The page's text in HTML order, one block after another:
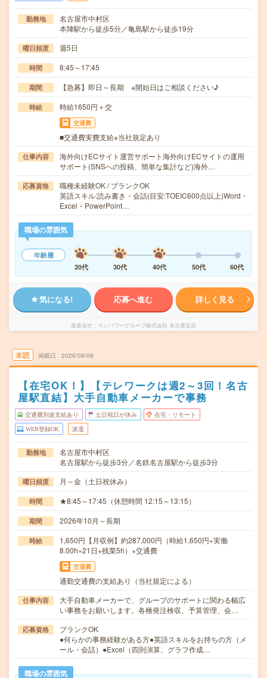
勤務地
名古屋市中村区
本陣駅から徒歩5分／亀島駅から徒歩19分
曜日頻度 週5日
時間 8:45～17:45
期間 【急募】即日～長期 ※開始日はご相談ください♪
時給 時給1650円＋交
交通費
■交通費実費支給※当社規定あり
仕事内容
海外向けECサイト運営サポート海外向けECサイトの運用
サポート(SNSへの投稿、簡単な集計など)海外…
応募資格
職種未経験OK / ブランクOK
英語スキル:読み書き・会話(目安:TOEIC600点以上)Word・
Excel・PowerPoint…
職場の雰囲気
年齢層
20代
30代 40代 50代 60代
気になる! 応募へ進む 詳しく見る
派遣会社 マンパワーグループ株式会社 名古屋支店
未読 掲載日 2026/08/08
【在宅OK！】【テレワークは週2～3回！名古
屋駅直結】大手自動車メーカーで事務
交通費別途支給あり 土日祝日が休み 在宅・リモート
WEB登録OK 派遣
勤務地
名古屋市中村区
名古屋駅から徒歩3分／名鉄名古屋駅から徒歩3分
曜日頻度 月～金（土日祝休み）
時間 ★8:45～17:45（休憩時間 12:15～13:15）
期間 2026年10月～長期
時給
1,650円【月収例】約287,000円（時給1,650円×実働
8.00h×21日+残業5h）+交通費
交通費
通勤交通費の支給あり（当社規定による）
仕事内容
大手自動車メーカーで、グループのサポートに関わる幅広
い事務をお願いします。各種発注検収、予算管理、会…
応募資格
ブランクOK
●何らかの事務経験がある方●英語スキルをお持ちの方（メ
ール・会話）●Excel（四則演算、グラフ作成…
職場の雰囲気